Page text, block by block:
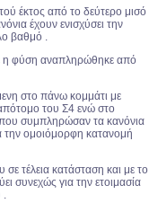
έκτος από το δεύτερο μισό
έχουν ενισχύσει την
βαθμό .
η φύση αναπληρώθηκε από
στο πάνω κομμάτι με
του Σ4 ενώ στο
που συμπληρώσαν τα κανόνια
την ομοιόμορφη κατανομή
τέλεια κατάσταση και με το
συνεχώς για την ετοιμασία
.